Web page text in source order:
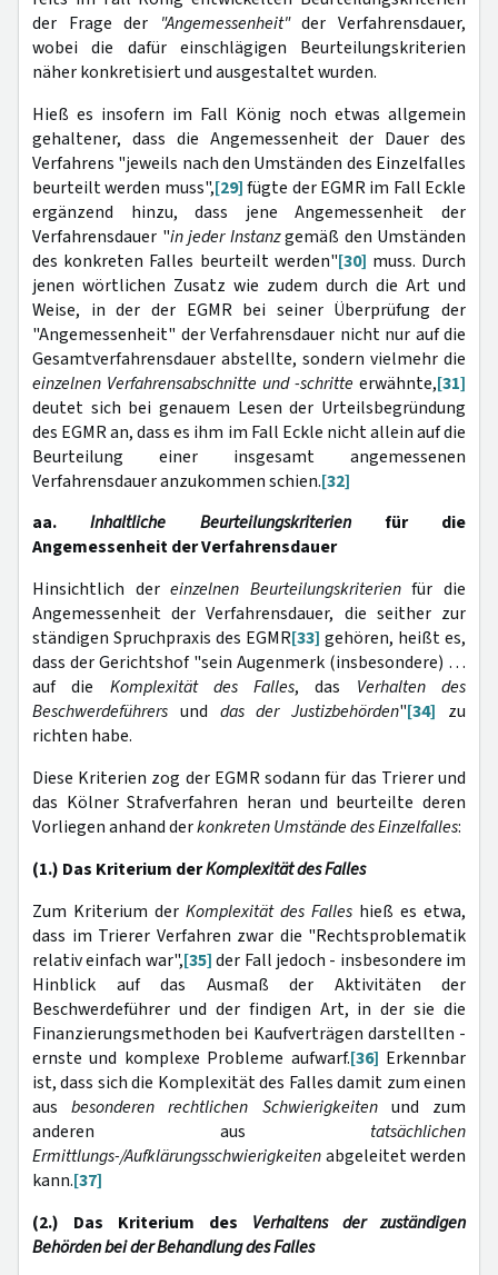
der Frage der "Angemessenheit"der Verfahrensdauer,
wobei die dafür einschlägigen Beurteilungskriterien
näher konkretisiert und ausgestaltet wurden.
Hieß es insofern im Fall König noch etwas allgemein
gehaltener, dass die Angemessenheit der Dauer des
Verfahrens "jeweils nach den Umständen des Einzelfalles
beurteilt werden muss",[29]fügte der EGMR im Fall Eckle
ergänzend hinzu, dass jene Angemessenheit der
Verfahrensdauer "in jeder Instanzgemäß den Umständen
des konkreten Falles beurteilt werden"[30] muss. Durch
jenen wörtlichen Zusatz wie zudem durch die Art und
Weise, in der der EGMR bei seiner Überprüfung der
"Angemessenheit" der Verfahrensdauer nicht nur auf die
Gesamtverfahrensdauer abstellte, sondern vielmehr die
einzelnen Verfahrensabschnitte und -schritte erwähnte,[31]
deutet sich bei genauem Lesen der Urteilsbegründung
des EGMR an, dass es ihm im Fall Eckle nicht allein auf die
Beurteilung einer insgesamt angemessenen
Verfahrensdauer anzukommen schien.[32]
aa.Inhaltliche Beurteilungskriterienfür die
Angemessenheit der Verfahrensdauer
Hinsichtlich dereinzelnen Beurteilungskriterienfür die
Angemessenheit der Verfahrensdauer, die seither zur
ständigen Spruchpraxis des EGMR[33] gehören, heißt es,
dass der Gerichtshof "sein Augenmerk (insbesondere) …
auf die Komplexität des Falles, das Verhalten des
Beschwerdeführers und das der Justizbehörden"[34] zu
richten habe.
Diese Kriterien zog der EGMR sodann für das Trierer und
das Kölner Strafverfahren heran und beurteilte deren
Vorliegen anhand derkonkreten Umstände des Einzelfalles:
(1.) Das Kriterium derKomplexität des Falles
Zum Kriterium der Komplexität des Falles hieß es etwa,
dass im Trierer Verfahren zwar die "Rechtsproblematik
relativ einfach war",[35]der Fall jedoch - insbesondere im
Hinblick auf das Ausmaß der Aktivitäten der
Beschwerdeführer und der findigen Art, in der sie die
Finanzierungsmethoden bei Kaufverträgen darstellten -
ernste und komplexe Probleme aufwarf.[36] Erkennbar
ist, dass sich die Komplexität des Falles damit zum einen
ausbesonderen rechtlichen Schwierigkeitenund zum
anderen aus tatsächlichen
Ermittlungs-/Aufklärungsschwierigkeitenabgeleitet werden
kann.[37]
(2.) Das Kriterium des Verhaltens der zuständigen
Behörden bei der Behandlung des Falles